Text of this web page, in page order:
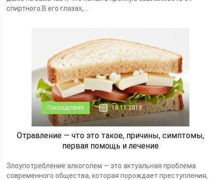
спиртного.В его глазах,...
Последствия 18.11.2019
Отравление — что это такое, причины, симптомы,
первая помощь и лечение
Злоупотребление алкоголем — это актуальная проблема
современного общества, которая порождает преступления,